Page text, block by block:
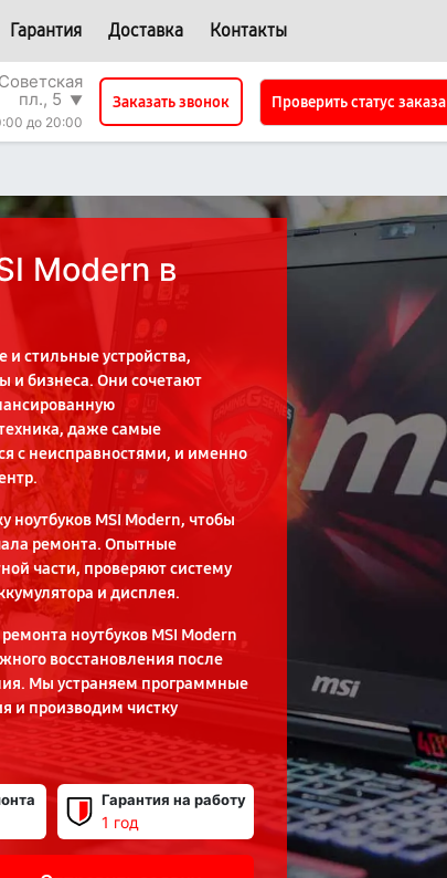
Гарантия Доставка Контакты
пл., 5 ▼
до 20:00
Заказать звонок Проверить статус заказа
Modern в
стильные устройства,
и бизнеса. Они сочетают
даже самые
с неисправностями, и именно
ноутбуков MSI Modern, чтобы
ремонта. Опытные
части, проверяют систему
и дисплея.
ноутбуков MSI Modern
восстановления после
Мы устраняем программные
и производим чистку
Гарантия на работу
1 год